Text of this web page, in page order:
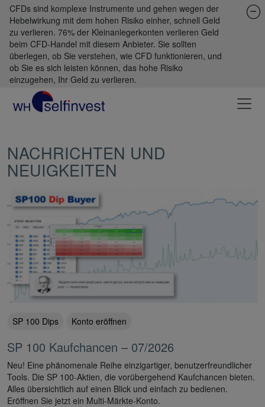
CFDs sind komplexe Instrumente und gehen wegen der
Hebelwirkung mit dem hohen Risiko einher, schnell Geld
zu verlieren. 76% der Kleinanlegerkonten verlieren Geld
beim CFD-Handel mit diesem Anbieter. Sie sollten
überlegen, ob Sie verstehen, wie CFD funktionieren, und
ob Sie es sich leisten können, das hohe Risiko
einzugehen, Ihr Geld zu verlieren.
NACHRICHTEN UND
NEUIGKEITEN
SP 100 Dips Konto eröffnen
SP 100 Kaufchancen – 07/2026
Neu! Eine phänomenale Reihe einzigartiger, benutzerfreundlicher
Tools. Die SP 100-Aktien, die vorübergehend Kaufchancen bieten.
Alles übersichtlich auf einen Blick und einfach zu bedienen.
Eröffnen Sie jetzt ein Multi-Märkte-Konto.